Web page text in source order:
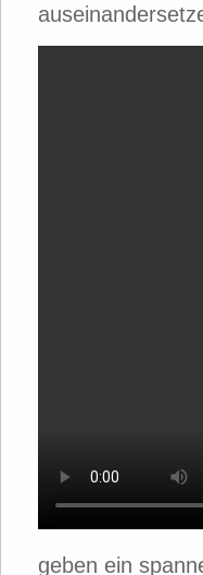
geben ein